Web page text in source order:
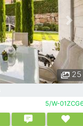
25
5/W-